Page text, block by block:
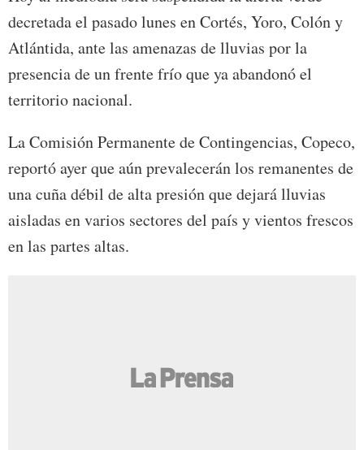
decretada el pasado lunes en Cortés, Yoro, Colón y
Atlántida, ante las amenazas de lluvias por la
presencia de un frente frío que ya abandonó el
territorio nacional.
La Comisión Permanente de Contingencias, Copeco,
reportó ayer que aún prevalecerán los remanentes de
una cuña débil de alta presión que dejará lluvias
aisladas en varios sectores del país y vientos frescos
en las partes altas.